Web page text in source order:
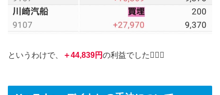
というわけで、 ＋44,839円の利益でした💁‍♀️✨